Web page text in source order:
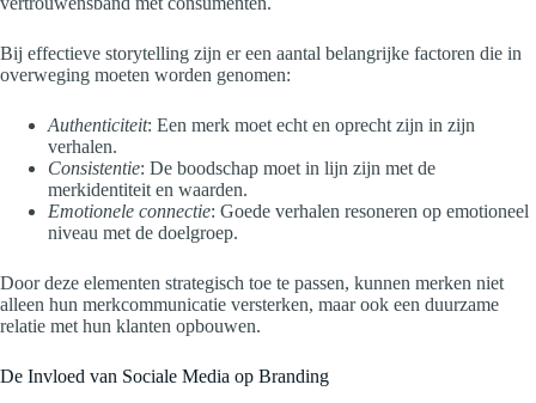
Bij effectieve storytelling zijn er een aantal belangrijke factoren die in
overweging moeten worden genomen:
Authenticiteit: Een merk moet echt en oprecht zijn in zijn
verhalen.
Consistentie: De boodschap moet in lijn zijn met de
merkidentiteit en waarden.
Emotionele connectie: Goede verhalen resoneren op emotioneel
niveau met de doelgroep.
Door deze elementen strategisch toe te passen, kunnen merken niet
alleen hun merkcommunicatie versterken, maar ook een duurzame
relatie met hun klanten opbouwen.
De Invloed van Sociale Media op Branding